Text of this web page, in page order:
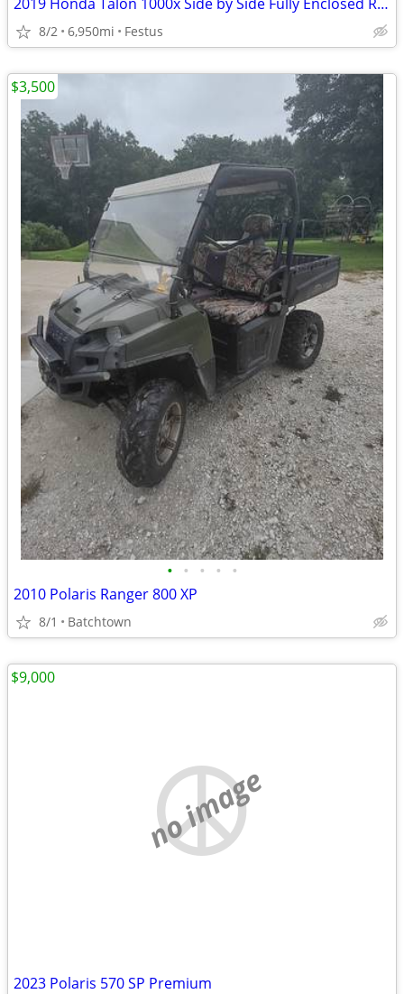
8/2 6,950mi Festus
• • • • •
2010 Polaris Ranger 800 XP
8/1 Batchtown
$3,500
no image
2023 Polaris 570 SP Premium
$9,000